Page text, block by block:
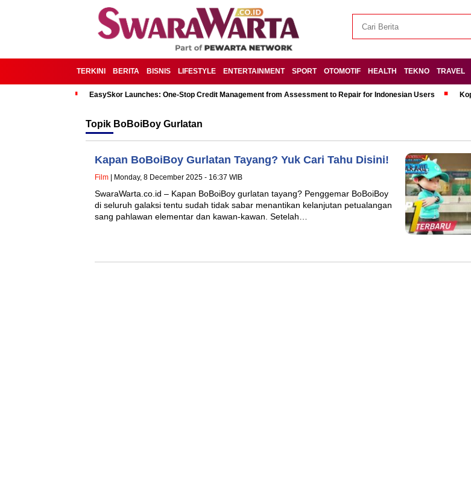
TERKINI BERITA BISNIS LIFESTYLE ENTERTAINMENT SPORT OTOMOTIF HEALTH TEKNO TRAVEL
EasySkor Launches: One-Stop Credit Management from Assessment to Repair for Indonesian Users
Topik BoBoiBoy Gurlatan
Kapan BoBoiBoy Gurlatan Tayang? Yuk Cari Tahu Disini!
Film | Monday, 8 December 2025 - 16:37 WIB
SwaraWarta.co.id – Kapan BoBoiBoy gurlatan tayang? Penggemar BoBoiBoy
di seluruh galaksi tentu sudah tidak sabar menantikan kelanjutan petualangan
sang pahlawan elementar dan kawan-kawan. Setelah…